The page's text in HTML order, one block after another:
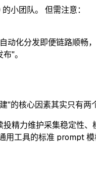
小团队。 但需注意：
动化分发即便链路顺畅
"。
"的核心因素其实只有两
精力维护采集稳定性
工具的标准 prompt